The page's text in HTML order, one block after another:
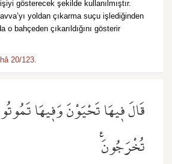
gösterecek şekilde kullanılmıştır.
yoldan çıkarma suçu işlediğinden
o bahçeden çıkarıldığını gösterir
20/123.
قَالَ ف۪يهَا تَحْيَوْنَ وَف۪يهَا
تُخْرَجُونَ۟